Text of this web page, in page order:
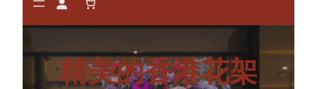
精美的香港花架